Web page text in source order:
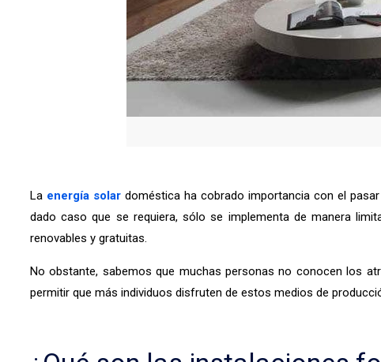
La energía solardoméstica ha cobrado importancia con el
dado caso que se requiera, sólo se implementa de manera
renovables y gratuitas.
No obstante, sabemos que muchas personas no conocen los
permitir que más individuos disfruten de estos medios de